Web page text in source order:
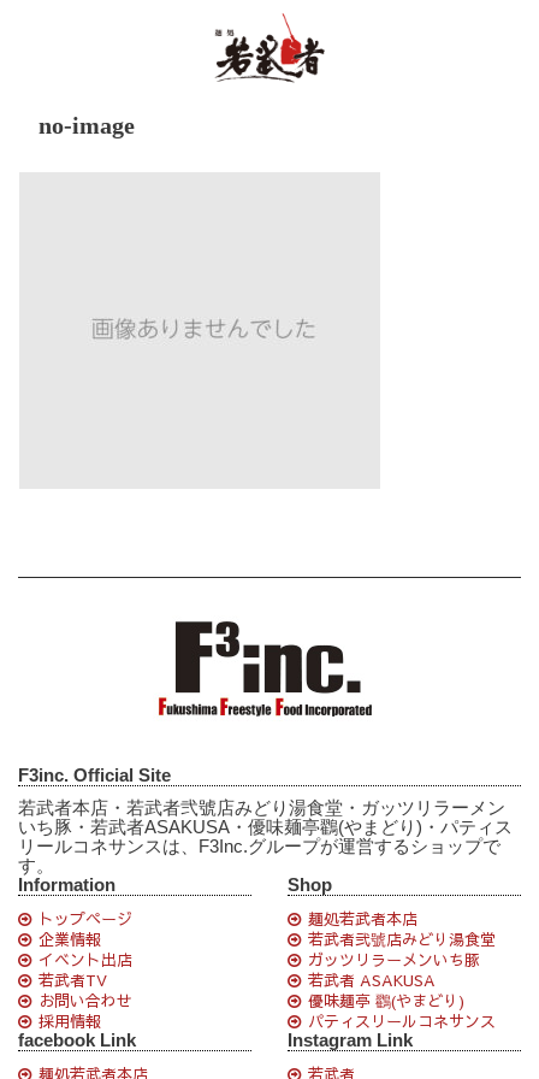
no-image
F3inc. Official Site
若武者本店・若武者弐號店みどり湯食堂・ガッツリラーメン
いち豚・若武者ASAKUSA・優味麺亭鸐(やまどり)・パティス
リールコネサンスは、F3Inc.グループが運営するショップで
す。
Information
トップページ
企業情報
イベント出店
若武者TV
お問い合わせ
採用情報
Shop
麺処若武者本店
若武者弐號店みどり湯食堂
ガッツリラーメンいち豚
若武者 ASAKUSA
優味麺亭 鸐(やまどり)
パティスリールコネサンス
facebook Link
麺処若武者本店
Instagram Link
若武者